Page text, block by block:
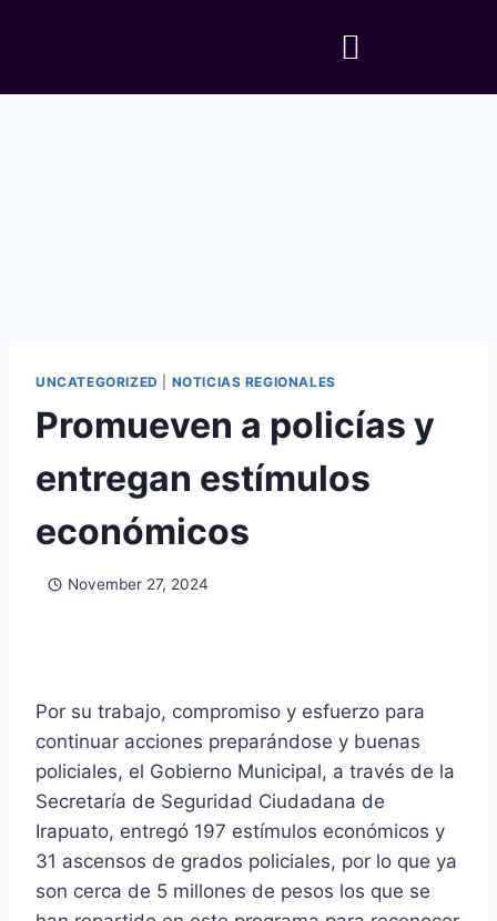
UNCATEGORIZED NOTICIAS REGIONALES
Promueven a policías y
entregan estímulos
económicos
November 27, 2024
Por su trabajo, compromiso y esfuerzo para
continuar acciones preparándose y buenas
policiales, el Gobierno Municipal, a través de la
Secretaría de Seguridad Ciudadana de
Irapuato, entregó 197 estímulos económicos y
31 ascensos de grados policiales, por lo que ya
son cerca de 5 millones de pesos los que se